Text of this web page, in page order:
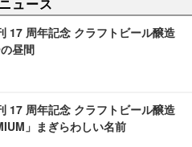
ュース
17 周年記念 クラフトビール醸造
昼間
17 周年記念 クラフトビール醸造
」まぎらわしい名前